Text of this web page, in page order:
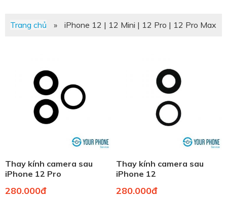
Trang chủ » iPhone 12 | 12 Mini | 12 Pro | 12 Pro Max
Thay kính camera sau
iPhone 12 Pro
280.000đ
Thay kính camera sau
iPhone 12
280.000đ